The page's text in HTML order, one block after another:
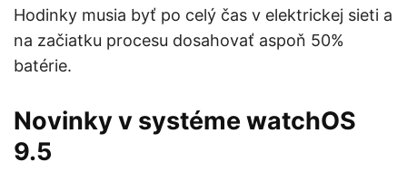
Hodinky musia byť po celý čas v elektrickej sieti a
na začiatku procesu dosahovať aspoň 50%
batérie.
Novinky v systéme watchOS
9.5